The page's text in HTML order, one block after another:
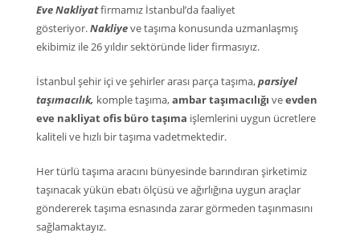
Eve Nakliyatfirmamız İstanbul’da faaliyet
gösteriyor.Nakliyeve taşıma konusunda uzmanlaşmış
ekibimiz ile 26 yıldır sektöründe lider firmasıyız.
İstanbul şehir içi ve şehirler arası parça taşıma,parsiyel
taşımacılık, komple taşıma,ambar taşımacılığı veevden
eve nakliyat ofis büro taşıma işlemlerini uygun ücretlere
kaliteli ve hızlı bir taşıma vadetmektedir.
Her türlü taşıma aracını bünyesinde barındıran şirketimiz
taşınacak yükün ebatı ölçüsü ve ağırlığına uygun araçlar
göndererek taşıma esnasında zarar görmeden taşınmasını
sağlamaktayız.